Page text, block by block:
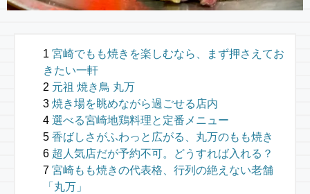
宮崎でもも焼きを楽しむなら、まず押さえてお
きたい一軒
元祖 焼き鳥 丸万
焼き場を眺めながら過ごせる店内
選べる宮崎地鶏料理と定番メニュー
香ばしさがふわっと広がる、丸万のもも焼き
超人気店だが予約不可。どうすれば入れる？
宮崎もも焼きの代表格、行列の絶えない老舗
「丸万」